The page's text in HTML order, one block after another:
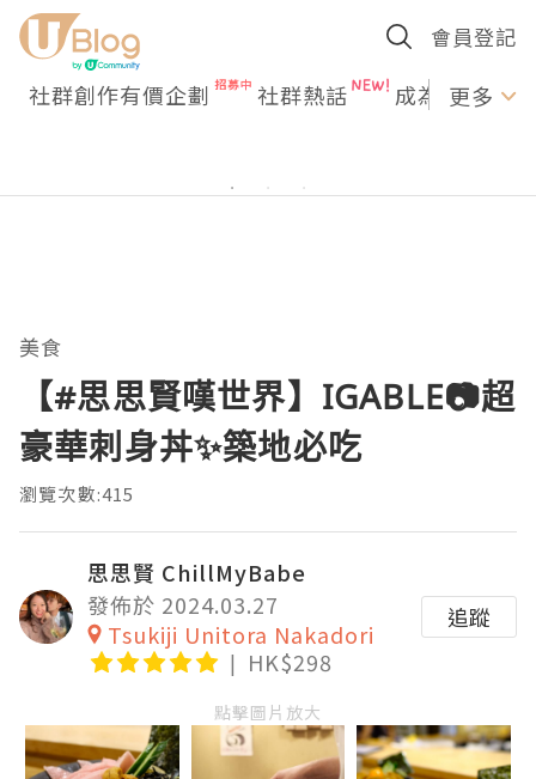
會員登記
社群創作有價企劃 社群熱話 成為U更多
美食
【#思思賢嘆世界】IGABLE📷超
豪華刺身丼✨築地必吃
瀏覽次數:415
思思賢 ChillMyBabe
發佈於 2024.03.27
Tsukiji Unitora Nakadori
HK$298
追蹤
點擊圖片放大